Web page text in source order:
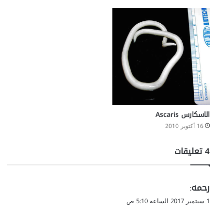
الاسكارس Ascaris
16 أكتوبر 2010
‫4 تعليقات
ي
ق
رحمه:
1 سبتمبر 2017 الساعة 5:10 ص